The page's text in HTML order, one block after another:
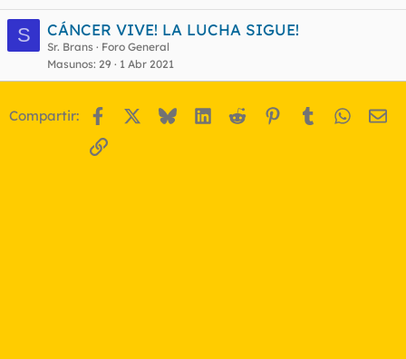
r
S CÁNCER VIVE! LA LUCHA SIGUE!
Sr. Brans
Foro General
Masunos 29 1 Abr 2021
Compartir: Facebook BlueskyLinkedIn
Reddit Pinterest
Tumblr
Enlace